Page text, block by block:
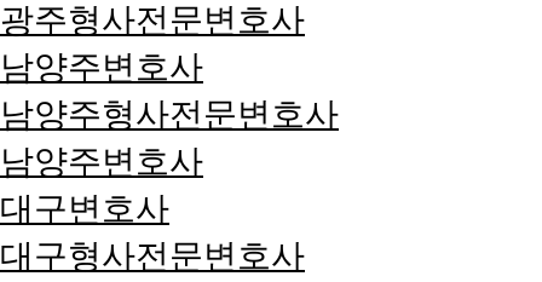
광주형사전문변호사
남양주변호사
남양주형사전문변호사
남양주변호사
대구변호사
대구형사전문변호사